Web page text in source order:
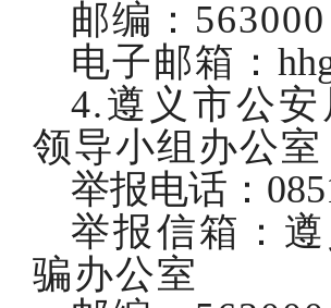
邮编： 563000
电子邮箱：
4.遵义市公
领导小组办公室
举报电话：
举报信箱：
骗办公室